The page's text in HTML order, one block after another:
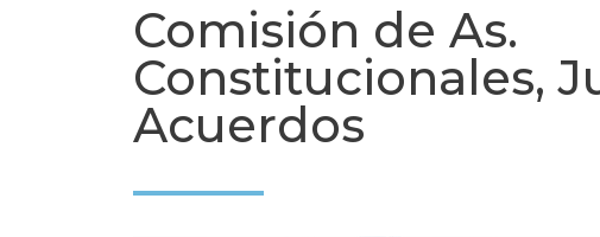
Comisión de As.
Constitucionales,
Acuerdos